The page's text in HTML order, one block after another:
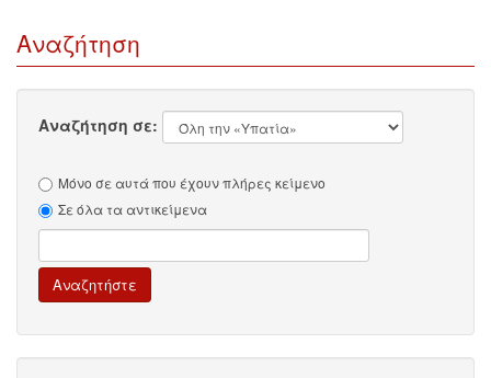
Αναζήτηση
Αναζήτηση σε:
Μόνο σε αυτά που έχουν πλήρες κείμενο
Σε όλα τα αντικείμενα